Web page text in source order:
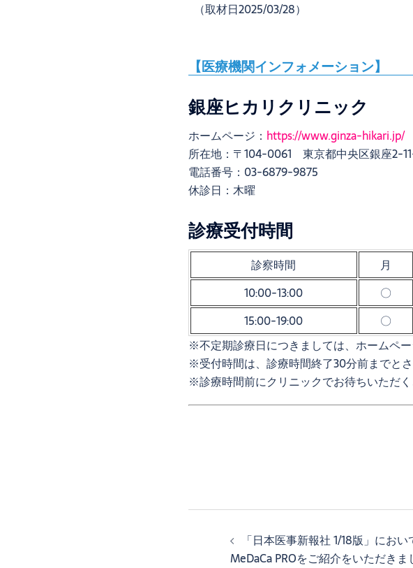
（取材日2025/03/28）
【医療機関インフォメーション】
銀座ヒカリクリニック
ホームページ： https://www.ginza-hikari.jp/
所在地：〒104-0061 東京都中央区銀座2-
電話番号：03-6879-9875
休診日：木曜
診療受付時間
診察時間 月
10:00-13:00
〇
15:00-19:00
〇
※不定期診療日につきましては、ホームペ
※受付時間は、診療時間終了30分前までとさ
※診療時間前にクリニックでお待ちいただ
「日本医事新報社 1/18版」におい
MeDaCa PROをご紹介をいただきま